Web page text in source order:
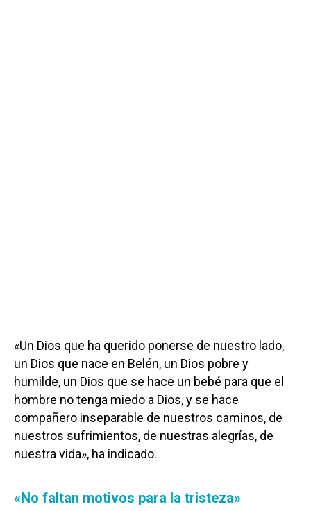
«Un Dios que ha querido ponerse de nuestro lado,
un Dios que nace en Belén, un Dios pobre y
humilde, un Dios que se hace un bebé para que el
hombre no tenga miedo a Dios, y se hace
compañero inseparable de nuestros caminos, de
nuestros sufrimientos, de nuestras alegrías, de
nuestra vida», ha indicado.
«No faltan motivos para la tristeza»